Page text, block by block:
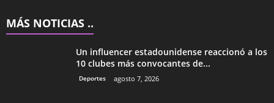
MÁS NOTICIAS ..
Un influencer estadounidense reaccionó a los
10 clubes más convocantes de...
Deportes agosto 7, 2026